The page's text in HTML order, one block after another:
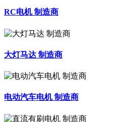
RC电机 制造商
大灯马达 制造商
电动汽车电机 制造商